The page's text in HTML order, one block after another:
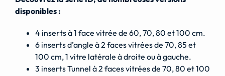
disponibles :
4 inserts à 1 face vitrée de 60, 70, 80 et 100 cm.
6 inserts d’angle à 2 faces vitrées de 70, 85 et
100 cm, 1 vitre latérale à droite ou à gauche.
3 inserts Tunnel à 2 faces vitrées de 70, 80 et 100